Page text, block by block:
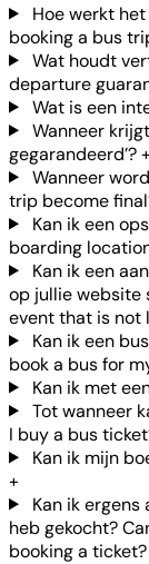
Hoe werkt
booking a bus
Wat houdt
departure
Wat is een
Wanneer
gegarandeerd’?+
Wanneer
trip become
Kan ik een
boarding
Kan ik een
op jullie website
event that is not
Kan ik een
book a bus for
Kan ik met
Tot wanneer
I buy a bus
Kan ik mijn
+
Kan ik
heb gekocht?
booking a ticket?